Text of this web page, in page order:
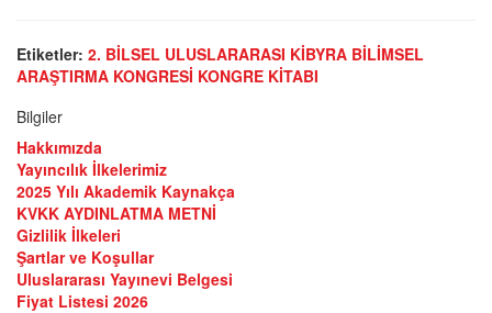
Etiketler: 2. BİLSEL ULUSLARARASI KİBYRA BİLİMSEL
ARAŞTIRMA KONGRESİ KONGRE KİTABI
Bilgiler
Hakkımızda
Yayıncılık İlkelerimiz
2025 Yılı Akademik Kaynakça
KVKK AYDINLATMA METNİ
Gizlilik İlkeleri
Şartlar ve Koşullar
Uluslararası Yayınevi Belgesi
Fiyat Listesi 2026